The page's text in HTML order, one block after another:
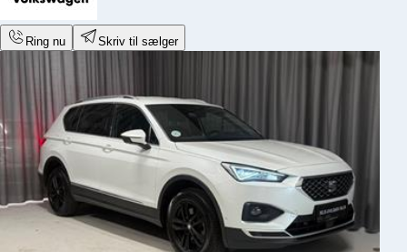
Ring nu Skriv til sælger